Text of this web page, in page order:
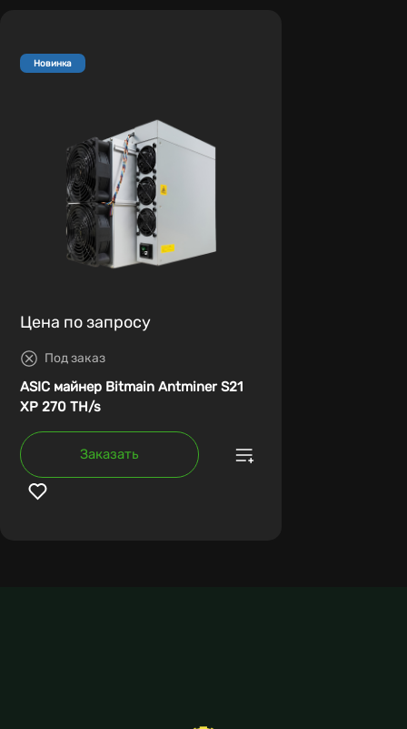
Новинка
Цена по запросу
Под заказ
ASIC майнер Bitmain Antminer S21
XP 270 TH/s
Заказать